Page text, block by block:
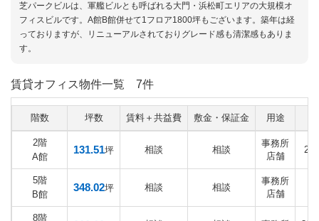
芝パークビルは、軍艦ビルとも呼ばれる大門・浜松町エリアの大規模オ
フィスビルです。A館B館併せて1フロア1800坪もございます。築年は経
っておりますが、リニューアルされておりグレード感も清潔感もありま
す。
賃貸オフィス物件一覧 7件
階数 坪数 賃料＋共益費 敷金・保証金 用途
2階
A館
131.51坪 相談 相談
事務所
店舗
5階
B館
348.02坪 相談 相談
事務所
店舗
8階